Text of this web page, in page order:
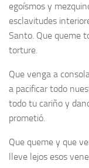
egoísmos y
esclavitudes
Santo. Que queme
torture.
Que venga a
a pacificar todo
todo tu cariño y
prometió.
Que queme y que
lleve lejos esos